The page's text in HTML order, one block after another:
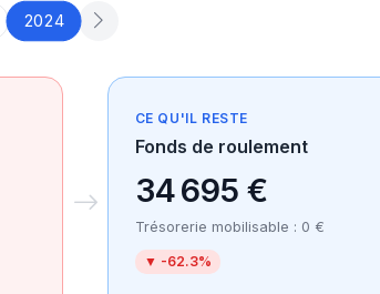
2024
CE QU'IL RESTE
Fonds de roulement
34 695 €
Trésorerie mobilisable : 0 €
▼ -62.3%